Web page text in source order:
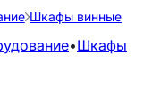
Шкафы винные
•Шкафы